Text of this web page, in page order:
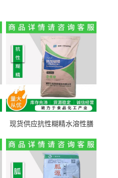
现货供应抗性糊精水溶性膳
量1kg包邮